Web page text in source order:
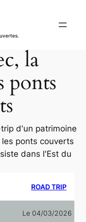
la
ponts
d'un patrimoine
ponts couverts
dans l'Est du
ROAD TRIP
Le 04/03/2026